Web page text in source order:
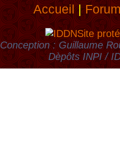
Accueil|
Site
Conception : Guillaume
Dèpôts INPI /